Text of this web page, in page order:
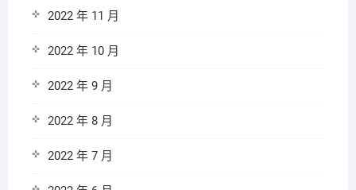
2022 年 11 月
2022 年 10 月
2022 年 9 月
2022 年 8 月
2022 年 7 月